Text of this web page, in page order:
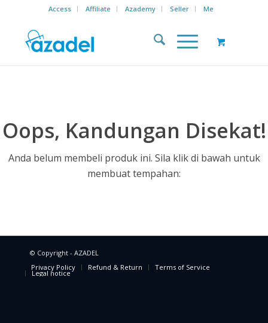
Access Affiliate Azademy Seller Me
Oops, Kandungan Disekat!
Anda belum membeli produk ini. Sila klik di bawah untuk
membuat tempahan:
© Copyright - AZADEL
Privacy Policy
Refund & Return Terms of Service
Legal notice